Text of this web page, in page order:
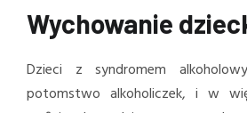
Wychowanie
Dzieci z syndromem
potomstwo alkoholiczek, i w